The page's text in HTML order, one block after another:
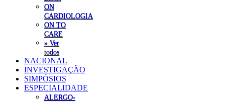
ON
CARDIOLOGIA
ON TO
CARE
» Ver
todos
NACIONAL
INVESTIGAÇÃO
SIMPÓSIOS
ESPECIALIDADE
ALERGO-